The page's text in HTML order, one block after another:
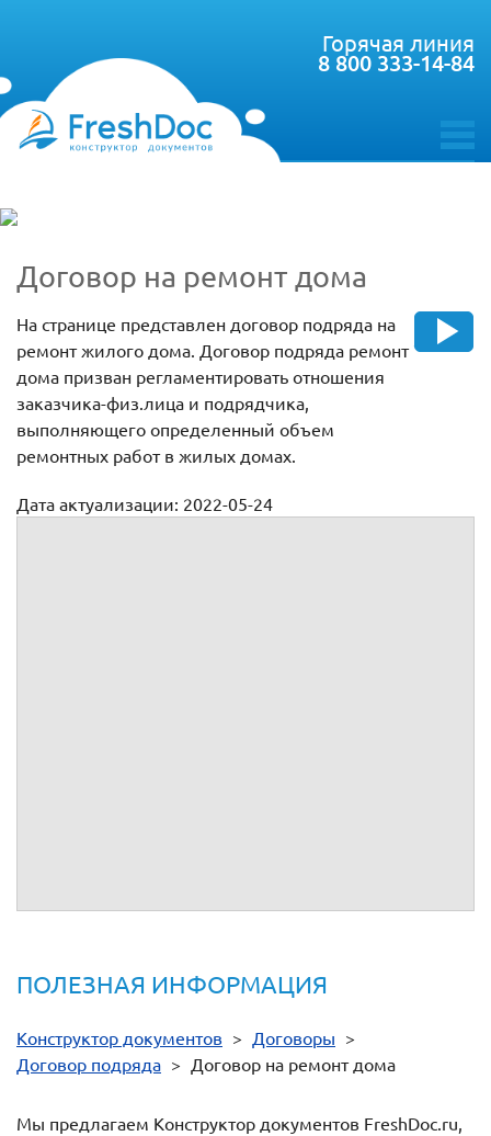
toggle
Горячая линия
8 800 333-14-84
Договор на ремонт дома
На странице представлен договор подряда на
ремонт жилого дома. Договор подряда ремонт
дома призван регламентировать отношения
заказчика-физ.лица и подрядчика,
выполняющего определенный объем
ремонтных работ в жилых домах.
Дата актуализации: 2022-05-24
ПОЛЕЗНАЯ ИНФОРМАЦИЯ
Конструктор документов > Договоры >
Договор подряда > Договор на ремонт дома
Мы предлагаем Конструктор документов FreshDoc.ru,